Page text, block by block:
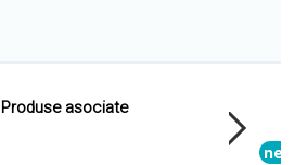
Produse asociate
new